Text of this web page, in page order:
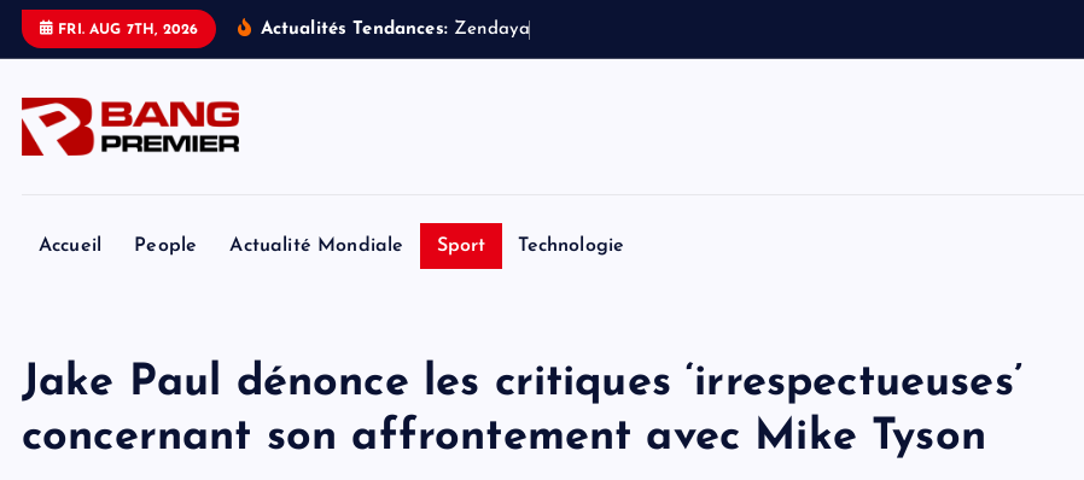
FRI. AUG 7TH, 2026 Actualités Tendances: Zendaya
Accueil People Actualité Mondiale Sport Technologie
Jake Paul dénonce les critiques ‘irrespectueuses’
concernant son affrontement avec Mike Tyson